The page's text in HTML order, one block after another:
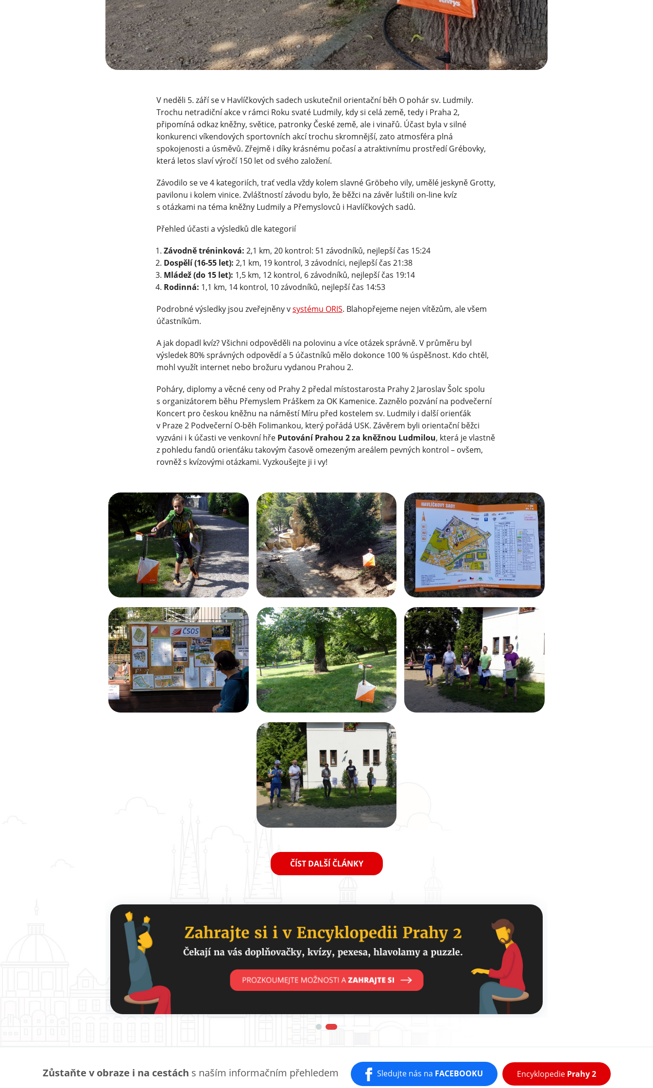
Pl
V neděli 5. září se v Havlíčkových sadech uskutečnil orientační běh O pohár sv. Ludmily.
Trochu netradiční akce v rámci Roku svaté Ludmily, kdy si celá země, tedy i Praha 2,
připomíná odkaz kněžny, světice, patronky České země, ale i vinařů. Účast byla v silné
konkurenci víkendových sportovních akcí trochu skromnější, zato atmosféra plná
spokojenosti a úsměvů. Zřejmě i díky krásnému počasí a atraktivnímu prostředí Grébovky,
která letos slaví výročí 150 let od svého založení.
Závodilo se ve 4 kategoriích, trať vedla vždy kolem slavné Gröbeho vily, umělé jeskyně Grotty,
pavilonu i kolem vinice. Zvláštností závodu bylo, že běžci na závěr luštili on-line kvíz
s otázkami na téma kněžny Ludmily a Přemyslovců i Havlíčkových sadů.
Přehled účasti a výsledků dle kategorií
Závodně tréninková: 2,1 km, 20 kontrol: 51 závodníků, nejlepší čas 15:24
Dospělí (16-55 let): 2,1 km, 19 kontrol, 3 závodníci, nejlepší čas 21:38
Mládež (do 15 let): 1,5 km, 12 kontrol, 6 závodníků, nejlepší čas 19:14
Rodinná: 1,1 km, 14 kontrol, 10 závodníků, nejlepší čas 14:53
Podrobné výsledky jsou zveřejněny vsystému ORIS. Blahopřejeme nejen vítězům, ale všem
účastníkům.
A jak dopadl kvíz? Všichni odpověděli na polovinu a více otázek správně. V průměru byl
výsledek 80% správných odpovědí a 5 účastníků mělo dokonce 100 % úspěšnost. Kdo chtěl,
mohl využít internet nebo brožuru vydanou Prahou 2.
Poháry, diplomy a věcné ceny od Prahy 2 předal místostarosta Prahy 2 Jaroslav Šolc spolu
s organizátorem běhu Přemyslem Práškem za OK Kamenice. Zaznělo pozvání na podvečerní
Koncert pro českou kněžnu na náměstí Míru před kostelem sv. Ludmily i další orienťák
v Praze 2 Podvečerní O-běh Folimankou, který pořádá USK. Závěrem byli orientační běžci
vyzváni i k účasti ve venkovní hře Putování Prahou 2 za kněžnou Ludmilou, která je vlastně
z pohledu fandů orienťáku takovým časově omezeným areálem pevných kontrol – ovšem,
rovněž s kvízovými otázkami. Vyzkoušejte ji i vy!
ČÍST DALŠÍ ČLÁNKY
1 2
Zůstaňte v obraze i na cestách s naším informačním přehledem Sledujte nás na FACEBOOKU Encyklopedie Prahy 2